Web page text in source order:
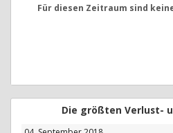
Für diesen Zeitraum sind
Die größten Verlust-